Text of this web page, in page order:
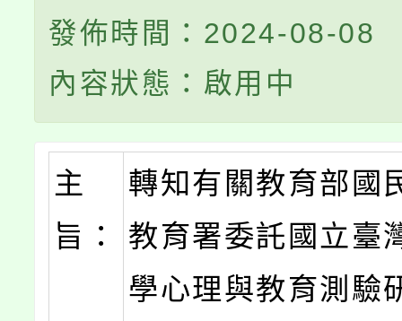
發佈時間：2024-08-08
內容狀態：啟用中
主
旨：
轉知有關教育部國
教育署委託國立臺
學心理與教育測驗